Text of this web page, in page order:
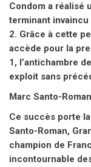
Condom a réalisé
terminant invaincu
2. Grâce à cette
accède pour la
1, l’antichambre
exploit sans
Marc Santo-
Ce succès porte
Santo-Roman,
champion de
incontournable